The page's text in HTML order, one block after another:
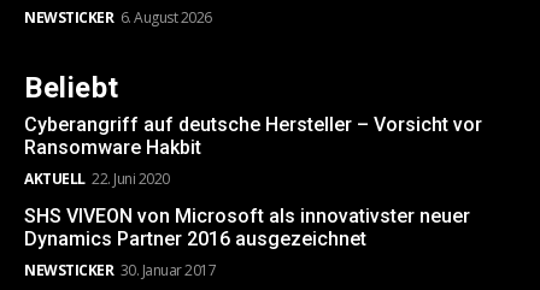
NEWSTICKER 6. August 2026
Beliebt
Cyberangriff auf deutsche Hersteller – Vorsicht vor
Ransomware Hakbit
AKTUELL 22. Juni 2020
SHS VIVEON von Microsoft als innovativster neuer
Dynamics Partner 2016 ausgezeichnet
NEWSTICKER 30. Januar 2017